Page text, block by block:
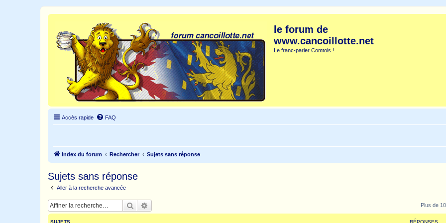
le forum de
www.cancoillotte.net
Le franc-parler Comtois !
Accès rapide FAQ
Index du forum Rechercher Sujets sans réponse
Sujets sans réponse
Aller à la recherche avancée
Rechercher Plus de
SUJETS RÉPONSES